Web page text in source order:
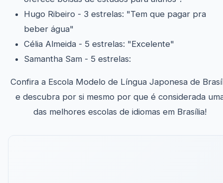
Hugo Ribeiro - 3 estrelas: "Tem que pagar pra
beber água"
Célia Almeida - 5 estrelas: "Excelente"
Samantha Sam - 5 estrelas:
Confira a Escola Modelo de Língua Japonesa de
e descubra por si mesmo por que é considerada
das melhores escolas de idiomas em Brasília!